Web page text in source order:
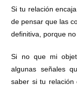
Si tu relación
de pensar que las
definitiva, porque no
Si no que mi
algunas señales
saber si tu relación